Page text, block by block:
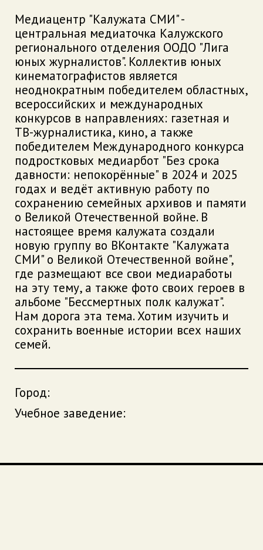
Медиацентр "Калужата СМИ" -
центральная медиаточка Калужского
регионального отделения ООДО "Лига
юных журналистов". Коллектив юных
кинематографистов является
неоднократным победителем областных,
всероссийских и международных
конкурсов в направлениях: газетная и
ТВ-журналистика, кино, а также
победителем Международного конкурса
подростковых медиарбот "Без срока
давности: непокорённые" в 2024 и 2025
годах и ведёт активную работу по
сохранению семейных архивов и памяти
о Великой Отечественной войне. В
настоящее время калужата создали
новую группу во ВКонтакте "Калужата
СМИ" о Великой Отечественной войне",
где размещают все свои медиаработы
на эту тему, а также фото своих героев в
альбоме "Бессмертных полк калужат".
Нам дорога эта тема. Хотим изучить и
сохранить военные истории всех наших
семей.
Город:
Учебное заведение: